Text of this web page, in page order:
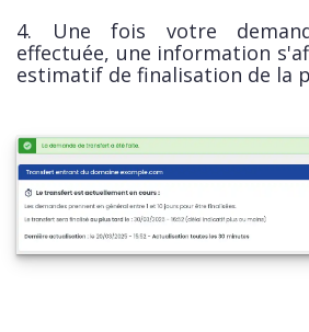
4. Une fois votre
effectuée, une information
estimatif de finalisation de la